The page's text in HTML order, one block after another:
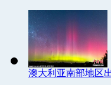
澳大利亚南部地区